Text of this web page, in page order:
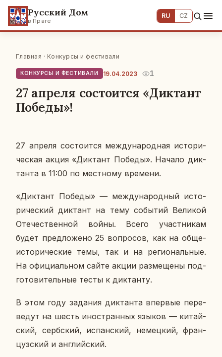
Русский Дом
в Праге
RU CZ
Главная · Конкурсы и фестивали
КОНКУРСЫ И ФЕСТИВАЛИ 19.04.2023 1
27 апреля состоится «Диктант
Победы»!
27 апреля со­сто­ит­ся меж­ду­на­род­ная ис­то­ри­
че­ская акция «Дик­тант Победы». Начало дик­
тан­та в 11:00 по мест­но­му вре­ме­ни.
«Дик­тант Победы» — меж­ду­на­род­ный ис­то­
ри­че­ский дик­тант на тему со­бы­тий Ве­ли­кой
Оте­че­ствен­ной войны. Всего участ­ни­кам
будет пред­ло­же­но 25 во­про­сов, как на об­ще­
ис­то­ри­че­ские темы, так и на ре­ги­о­наль­ные.
На офи­ци­аль­ном сайте акции раз­ме­ще­ны под­
го­то­ви­тель­ные тесты к дик­тан­ту.
В этом году за­да­ния дик­тан­та впер­вые пе­ре­
ве­дут на шесть ино­стран­ных языков — ки­тай­
ский, серб­ский, ис­пан­ский, немец­кий, фран­
цуз­ский и ан­глий­ский.